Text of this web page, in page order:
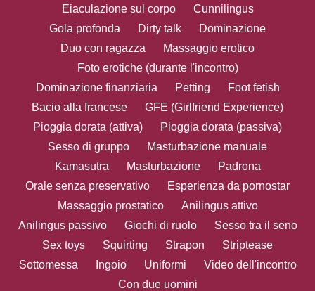
Eiaculazione sul corpo
Cunnilingus
Gola profonda
Dirty talk
Dominazione
Duo con ragazza
Massaggio erotico
Foto erotiche (durante l'incontro)
Dominazione finanziaria
Petting
Foot fetish
Bacio alla francese
GFE (Girlfriend Experience)
Pioggia dorata (attiva)
Pioggia dorata (passiva)
Sesso di gruppo
Masturbazione manuale
Kamasutra
Masturbazione
Padrona
Orale senza preservativo
Esperienza da pornostar
Massaggio prostatico
Anilingus attivo
Anilingus passivo
Giochi di ruolo
Sesso tra il seno
Sex toys
Squirting Strapon
Striptease
Sottomessa
Ingoio Uniformi
Video dell'incontro
Con due uomini